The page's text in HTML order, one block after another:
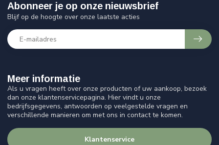
Meer informatie
Als u vragen heeft over onze producten of uw aankoop, bezoek
dan onze klantenservicepagina. Hier vindt u onze
bedrijfsgegevens, antwoorden op veelgestelde vragen en
verschillende manieren om met ons in contact te komen.
Klantenservice
Abonneer je op onze nieuwsbrief
Blijf op de hoogte over onze laatste acties